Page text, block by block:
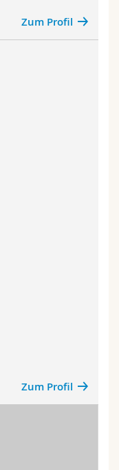
Zum Profil
Zum Profil